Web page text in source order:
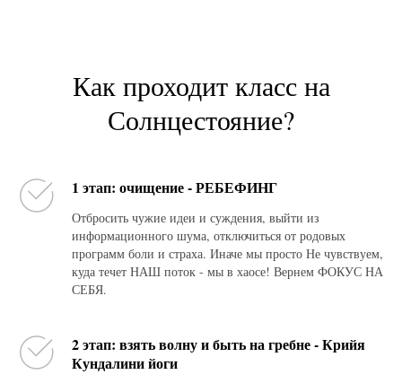
Как проходит класс на
Солнцестояние?
1 этап: очищение - РЕБЕФИНГ
Отбросить чужие идеи и суждения, выйти из
информационного шума, отключиться от родовых
программ боли и страха. Иначе мы просто Не чувствуем,
куда течет НАШ поток - мы в хаосе! Вернем ФОКУС НА
СЕБЯ.
2 этап: взять волну и быть на гребне - Крийя
Кундалини йоги